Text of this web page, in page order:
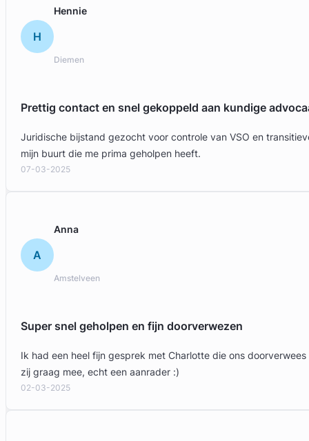
H
Hennie
Diemen
Prettig contact en snel gekoppeld aan kundige
Juridische bijstand gezocht voor controle van VSO en
mijn buurt die me prima geholpen heeft.
07-03-2025
A
Anna
Amstelveen
Super snel geholpen en fijn doorverwezen
Ik had een heel fijn gesprek met Charlotte die ons
zij graag mee, echt een aanrader :)
02-03-2025